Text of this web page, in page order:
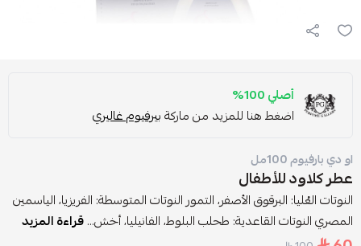
أصلي 100%
اضغط هنا للمزيد من ماركةبيرفيوم غاليري
او دي بارفيوم 100مل
عطر كلاود للأطفال
النوتات العُليا: البرقوق الأصفر، التمور النوتات المتوسطة: الفريزيا، الياسمين
المصري النوتات القاعدية: طحلب البلوط، الفانيليا، أخش...قراءة المزيد